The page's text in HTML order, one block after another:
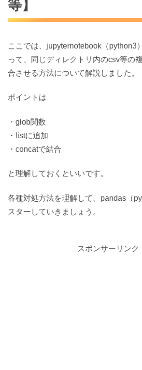
等】
ここでは、jupyternotebook（python3
って、同じディレクトリ内のcsv等の
合させる方法について解説しました。
ポイントは
・glob関数
・listに追加
・concatで結合
と理解しておくといいです。
各種対処方法を理解して、pandas（
スターしていきましょう。
スポンサーリンク